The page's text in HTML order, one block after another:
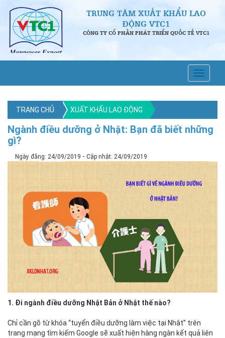
TRUNG TÂM XUẤT KHẨU LAO
ĐỘNG VTC1
CÔNG TY CỔ PHẦN PHÁT TRIỂN QUỐC TẾ VTC1
TRANG CHỦ XUẤT KHẨU LAO ĐỘNG
Ngành điều dưỡng ở Nhật: Bạn đã biết những
gì?
Ngày đăng: 24/09/2019 - Cập nhật: 24/09/2019
1. Đi ngành điều dưỡng Nhật Bản ở Nhật thế nào?
Chỉ cần gõ từ khóa “tuyển điều dưỡng làm việc tại Nhật” trên
trang mạng tìm kiếm Google sẽ xuất hiện hàng ngàn kết quả liên